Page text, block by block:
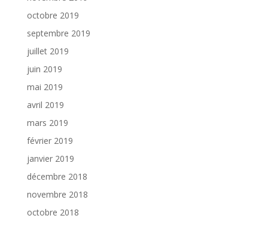
octobre 2019
septembre 2019
juillet 2019
juin 2019
mai 2019
avril 2019
mars 2019
février 2019
janvier 2019
décembre 2018
novembre 2018
octobre 2018